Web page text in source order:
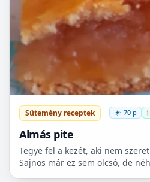
Sütemény receptek 70 p
Almás pite
Tegye fel a kezét, aki nem szereti
Sajnos már ez sem olcsó, de